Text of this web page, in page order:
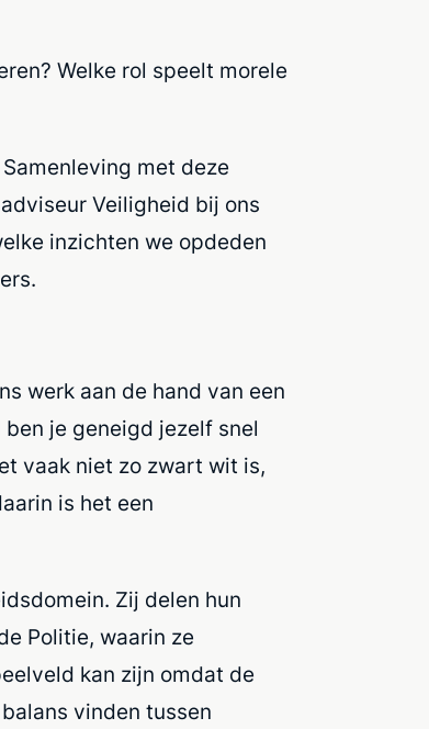
Welke rol speelt morele
met deze
Veiligheid bij ons
inzichten we opdeden
werk aan de hand van een
je geneigd jezelf snel
vaak niet zo zwart wit is,
is het een
Zij delen hun
Politie, waarin ze
kan zijn omdat de
vinden tussen